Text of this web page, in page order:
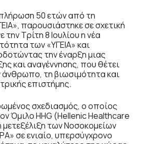
50 ετών από τη
παρουσιάστηκε σε σχετική
Τρίτη 8 Ιουλίου η νέα
των «ΥΓΕΙΑ» και
την έναρξη μιας
και αναγέννησης, που θέτει
άνθρωπο, τη βιωσιμότητα και
επιστήμης.
σχεδιασμός, ο οποίος
Όμιλο HHG (Hellenic Healthcare
των Νοσοκομείων
σε ενιαίο, υπερσύγχρονο